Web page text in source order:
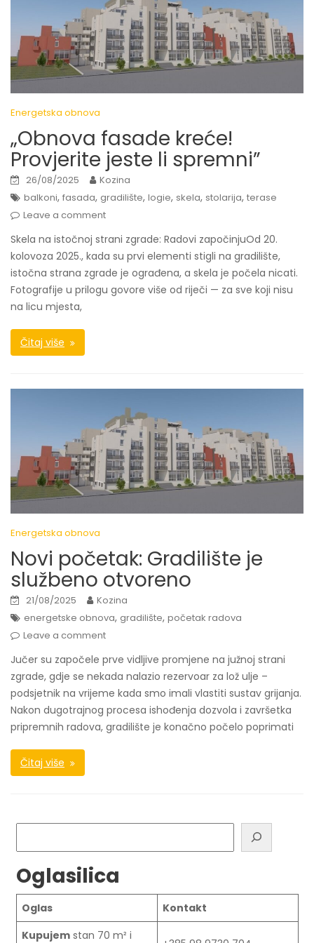
Energetska obnova
„Obnova fasade kreće!
Provjerite jeste li spremni”
26/08/2025
Kozina
balkoni, fasada, gradilište, logie, skela, stolarija, terase
Leave a comment
Skela na istočnoj strani zgrade: Radovi započinjuOd 20.
kolovoza 2025., kada su prvi elementi stigli na gradilište,
istočna strana zgrade je ograđena, a skela je počela nicati.
Fotografije u prilogu govore više od riječi — za sve koji nisu
na licu mjesta,
Čitaj više
Energetska obnova
Novi početak: Gradilište je
službeno otvoreno
21/08/2025
Kozina
energetske obnova, gradilište, početak radova
Leave a comment
Jučer su započele prve vidljive promjene na južnoj strani
zgrade, gdje se nekada nalazio rezervoar za lož ulje –
podsjetnik na vrijeme kada smo imali vlastiti sustav grijanja.
Nakon dugotrajnog procesa ishođenja dozvola i završetka
pripremnih radova, gradilište je konačno počelo poprimati
Čitaj više
Oglasilica
Oglas
Kontakt
Kupujemstan 70 m² i